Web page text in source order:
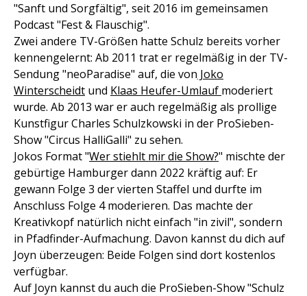
"Sanft und Sorgfältig", seit 2016 im gemeinsamen
Podcast "Fest & Flauschig".
Zwei andere TV-Größen hatte Schulz bereits vorher
kennengelernt: Ab 2011 trat er regelmäßig in der TV-
Sendung "neoParadise" auf, die von Joko
Winterscheidt und Klaas Heufer-Umlauf moderiert
wurde. Ab 2013 war er auch regelmäßig als prollige
Kunstfigur Charles Schulzkowski in der ProSieben-
Show "Circus HalliGalli" zu sehen.
Jokos Format "Wer stiehlt mir die Show?" mischte der
gebürtige Hamburger dann 2022 kräftig auf: Er
gewann Folge 3 der vierten Staffel und durfte im
Anschluss Folge 4 moderieren. Das machte der
Kreativkopf natürlich nicht einfach "in zivil", sondern
in Pfadfinder-Aufmachung. Davon kannst du dich auf
Joyn überzeugen: Beide Folgen sind dort kostenlos
verfügbar.
Auf Joyn kannst du auch die ProSieben-Show "Schulz